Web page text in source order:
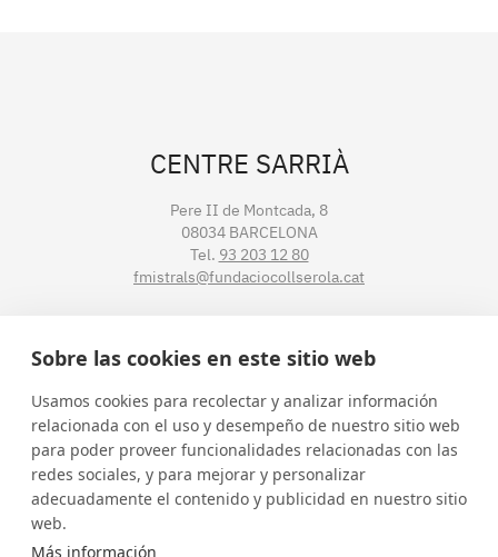
CENTRE SARRIÀ
Pere II de Montcada, 8
08034 BARCELONA
Tel. 93 203 12 80
fmistrals@fundaciocollserola.cat
CENTRE TIBIDABO
Lluís Muntadas, 3-5-7
08035 BARCELONA
Tel.93 211 89 54
fmistralt@fundaciocollserola.cat
Sobre las cookies en este sitio web
Usamos cookies para recolectar y analizar información
relacionada con el uso y desempeño de nuestro sitio web
para poder proveer funcionalidades relacionadas con las
redes sociales, y para mejorar y personalizar
adecuadamente el contenido y publicidad en nuestro sitio
web.
Más información